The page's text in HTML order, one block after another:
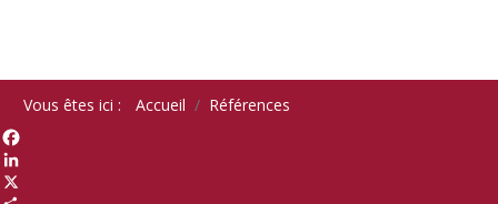
Vous êtes ici : Accueil Références